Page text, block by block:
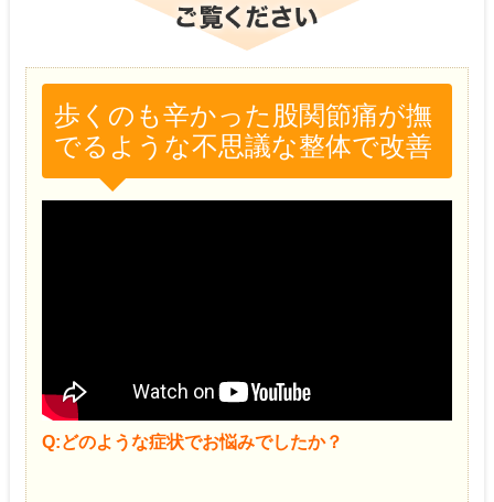
歩くのも辛かった股関節痛が撫
でるような不思議な整体で改善
Q:どのような症状でお悩みでしたか？